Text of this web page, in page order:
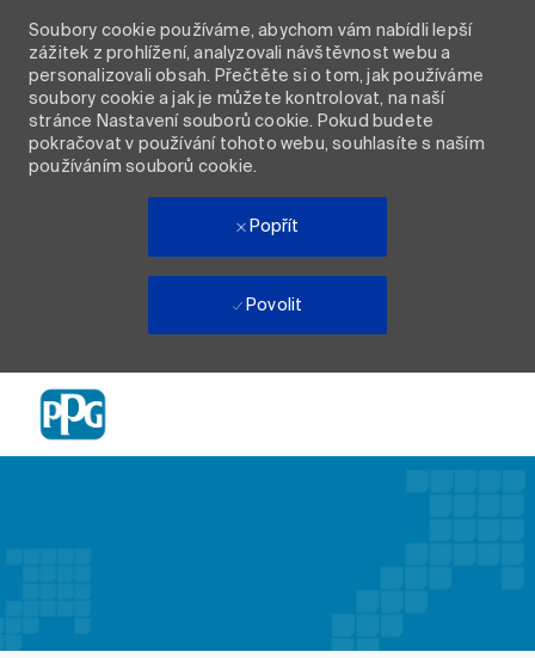
Soubory cookie používáme, abychom vám nabídli lepší
zážitek z prohlížení, analyzovali návštěvnost webu a
personalizovali obsah. Přečtěte si o tom, jak používáme
soubory cookie a jak je můžete kontrolovat, na naší
stránce Nastavení souborů cookie. Pokud budete
pokračovat v používání tohoto webu, souhlasíte s naším
používáním souborů cookie.
Popřít
Povolit